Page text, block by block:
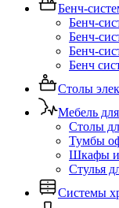
Бенч-
Бенч-
Бенч-
Бенч-
Бенч
Столы
Мебель
Столы
Тумбы
Шкафы и
Стулья
Системы